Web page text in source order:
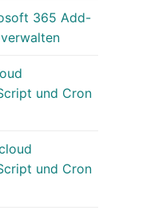
365 Add-
und Cron
und Cron